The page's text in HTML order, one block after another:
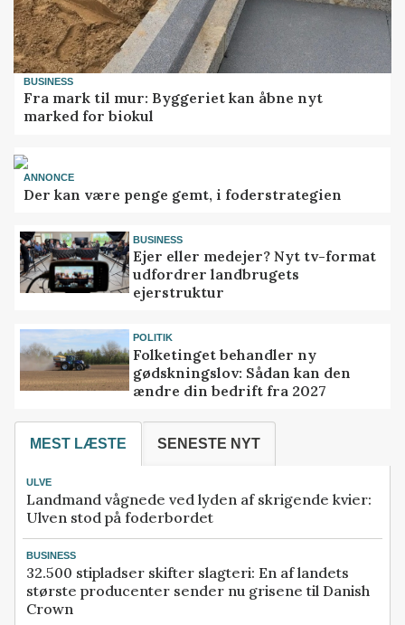
BUSINESS
Fra mark til mur: Byggeriet kan åbne nyt
marked for biokul
ANNONCE
Der kan være penge gemt, i foderstrategien
BUSINESS
Ejer eller medejer? Nyt tv-format
udfordrer landbrugets
ejerstruktur
POLITIK
Folketinget behandler ny
gødskningslov: Sådan kan den
ændre din bedrift fra 2027
MEST LÆSTE SENESTE NYT
ULVE
Landmand vågnede ved lyden af skrigende kvier:
Ulven stod på foderbordet
BUSINESS
32.500 stipladser skifter slagteri: En af landets
største producenter sender nu grisene til Danish
Crown